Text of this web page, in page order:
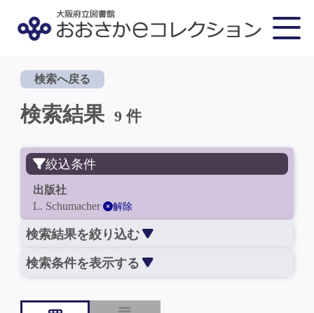
検索へ戻る
検索結果 9 件
絞込条件
出版社
L. Schumacher
解除
検索結果を絞り込む
検索条件を表示する